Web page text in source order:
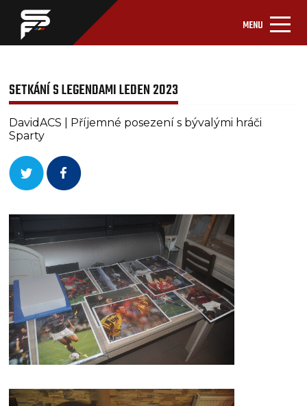
MENU
SETKÁNÍ S LEGENDAMI LEDEN 2023
DavidACS | Příjemné posezení s bývalými hráči
Sparty